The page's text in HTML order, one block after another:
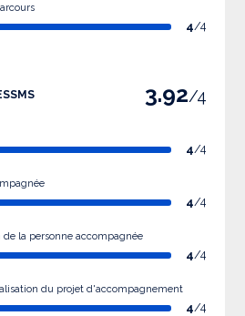
4/4
3.92/4
4/4
4/4
la personne accompagnée
4/4
du projet d'accompagnement
4/4